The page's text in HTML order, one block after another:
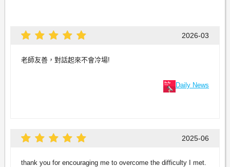
2026-03
老師友善，對話起來不會冷場!
Daily News
2025-06
thank you for encouraging me to overcome the difficulty I met.